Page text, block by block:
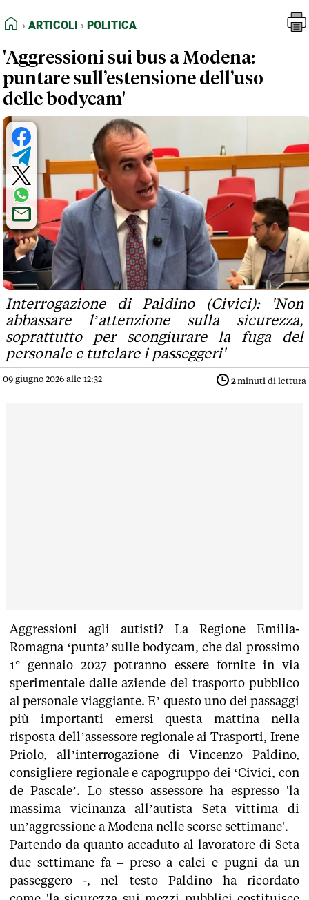
FEED RSS
NORMATIVE DEONTOLOGICHE
TERMINI e CONDIZIONI
HOME
ARTICOLI POLITICA
'Aggressioni sui bus a Modena:
puntare sull’estensione dell’uso
delle bodycam'
Interrogazione di Paldino (Civici): 'Non
abbassare l’attenzione sulla sicurezza,
soprattutto per scongiurare la fuga del
personale e tutelare i passeggeri'
09 giugno 2026 alle 12:32 2minuti di lettura
Aggressioni agli autisti? La Regione Emilia-
Romagna ‘punta’ sulle bodycam, che dal prossimo
1° gennaio 2027 potranno essere fornite in via
sperimentale dalle aziende del trasporto pubblico
al personale viaggiante. E’ questo uno dei passaggi
più importanti emersi questa mattina nella
risposta dell’assessore regionale ai Trasporti, Irene
Priolo, all’interrogazione di Vincenzo Paldino,
consigliere regionale e capogruppo dei ‘Civici, con
de Pascale’. Lo stesso assessore ha espresso 'la
massima vicinanza all’autista Seta vittima di
un’aggressione a Modena nelle scorse settimane'.
Partendo da quanto accaduto al lavoratore di Seta
due settimane fa – preso a calci e pugni da un
passeggero -, nel testo Paldino ha ricordato